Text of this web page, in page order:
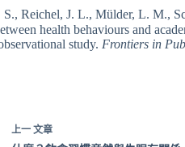
Reichel, J. L., Mülder, L. M.,
health behaviours and
study. Frontiers in
上一 文章